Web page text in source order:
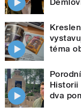
téma
Historii
dva